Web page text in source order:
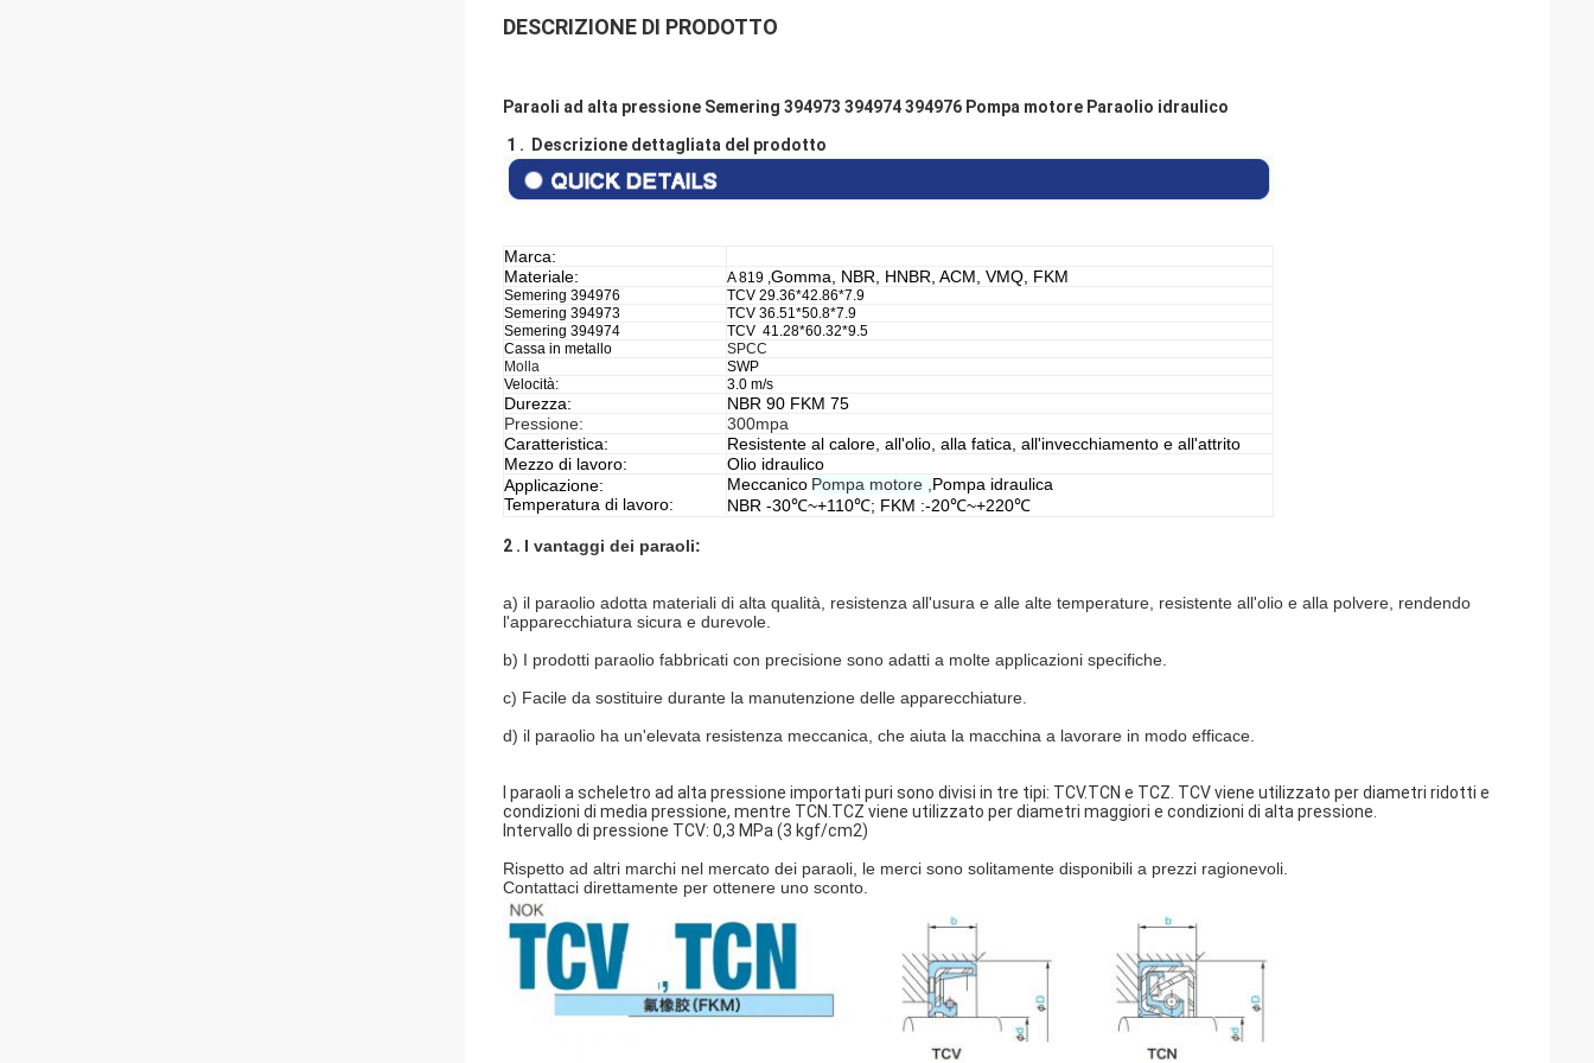
DESCRIZIONE DI PRODOTTO
Paraoli ad alta pressione Semering 394973 394974 394976 Pompa motore Paraolio idraulico
1 . Descrizione dettagliata del prodotto
Marca:
Materiale:
A 819 ,Gomma, NBR, HNBR, ACM, VMQ, FKM
Semering 394976
TCV 29.36*42.86*7.9
Semering 394973
TCV 36.51*50.8*7.9
Semering 394974
TCV 41.28*60.32*9.5
Cassa in metallo
SPCC
Molla
SWP
Velocità:
3.0 m/s
Durezza:
NBR 90 FKM 75
Pressione:
300mpa
Caratteristica:
Resistente al calore, all'olio, alla fatica, all'invecchiamento e all'attrito
Mezzo di lavoro:
Olio idraulico
Applicazione:
Temperatura di lavoro:
Meccanico Pompa motore , Pompa idraulica
NBR -30℃~+110℃; FKM :-20℃~+220℃
2 . I vantaggi dei paraoli:
a) il paraolio adotta materiali di alta qualità, resistenza all'usura e alle alte temperature, resistente all'olio e alla polvere, rendendo
l'apparecchiatura sicura e durevole.
b) I prodotti paraolio fabbricati con precisione sono adatti a molte applicazioni specifiche.
c) Facile da sostituire durante la manutenzione delle apparecchiature.
d) il paraolio ha un'elevata resistenza meccanica, che aiuta la macchina a lavorare in modo efficace.
I paraoli a scheletro ad alta pressione importati puri sono divisi in tre tipi: TCV.TCN e TCZ. TCV viene utilizzato per diametri ridotti e
condizioni di media pressione, mentre TCN.TCZ viene utilizzato per diametri maggiori e condizioni di alta pressione.
Intervallo di pressione TCV: 0,3 MPa (3 kgf/cm2)
Rispetto ad altri marchi nel mercato dei paraoli, le merci sono solitamente disponibili a prezzi ragionevoli.
Contattaci direttamente per ottenere uno sconto.